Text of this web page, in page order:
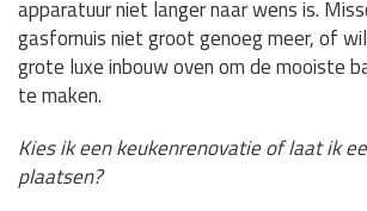
apparatuur niet langer naar wens is.
gasfornuis niet groot genoeg meer, of
grote luxe inbouw oven om de mooiste
te maken.
Kies ik een keukenrenovatie of laat ik
plaatsen?